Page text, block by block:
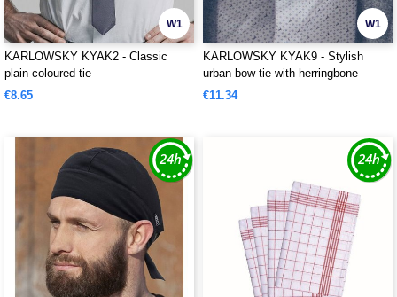
W1
KARLOWSKY KYAK2 - Classic
plain coloured tie
€8.65
W1
KARLOWSKY KYAK9 - Stylish
urban bow tie with herringbone
pattern
€11.34